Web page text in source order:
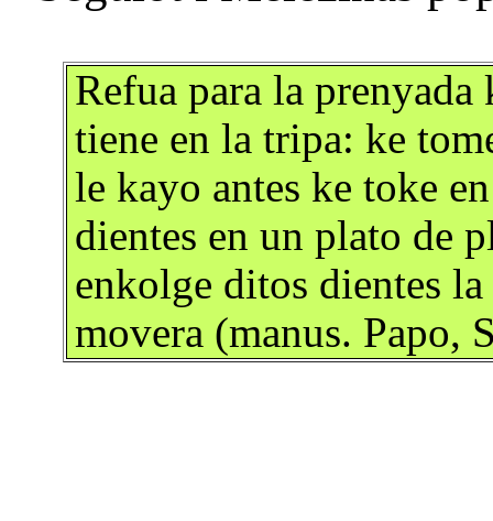
Refua para la
tiene en la tripa: ke
le kayo antes ke toke
dientes en un plato de
enkolge ditos dientes
movera (manus. Papo,